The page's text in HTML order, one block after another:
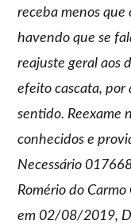
receba menos
havendo que se
reajuste geral aos
efeito cascata, por
sentido. Reexame
conhecidos e
Necessário
Romério do
em 02/08/2019,